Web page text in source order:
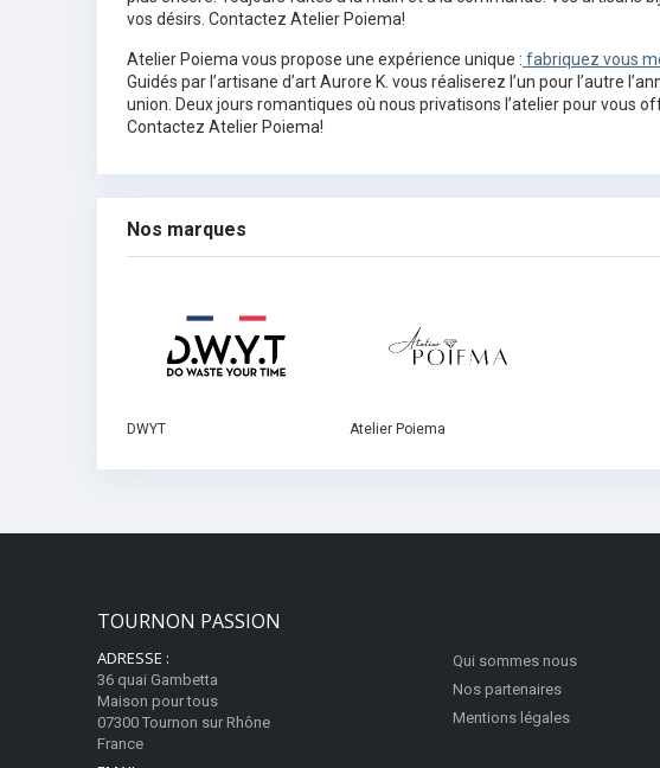
vos désirs. Contactez Atelier Poiema!
Atelier Poiema vous propose une expérience unique : fabriquez vous
Guidés par l’artisane d’art Aurore K. vous réaliserez l’un pour l’autre
union. Deux jours romantiques où nous privatisons l’atelier pour vous
Contactez Atelier Poiema!
Nos marques
DWYT Atelier Poiema
TOURNON PASSION
ADRESSE :
36 quai Gambetta
Maison pour tous
07300 Tournon sur Rhône
France
Qui sommes nous
Nos partenaires
Mentions légales